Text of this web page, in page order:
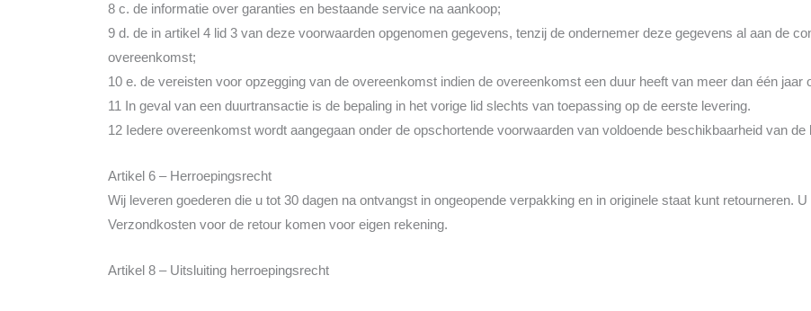
8 c. de informatie over garanties en bestaande service na aankoop;
9 d. de in artikel 4 lid 3 van deze voorwaarden opgenomen gegevens, tenzij de ondernemer deze gegevens al aan de
overeenkomst;
10 e. de vereisten voor opzegging van de overeenkomst indien de overeenkomst een duur heeft van meer dan één jaar
11 In geval van een duurtransactie is de bepaling in het vorige lid slechts van toepassing op de eerste levering.
12 Iedere overeenkomst wordt aangegaan onder de opschortende voorwaarden van voldoende beschikbaarheid van de
Artikel 6 – Herroepingsrecht
Wij leveren goederen die u tot 30 dagen na ontvangst in ongeopende verpakking en in originele staat kunt retourneren.
Verzondkosten voor de retour komen voor eigen rekening.
Artikel 8 – Uitsluiting herroepingsrecht